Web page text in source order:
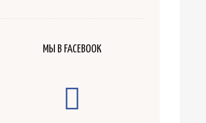
МЫ В FACEBOOK